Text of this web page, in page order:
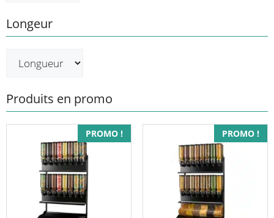
Longeur
Produits en promo
PROMO ! PROMO !